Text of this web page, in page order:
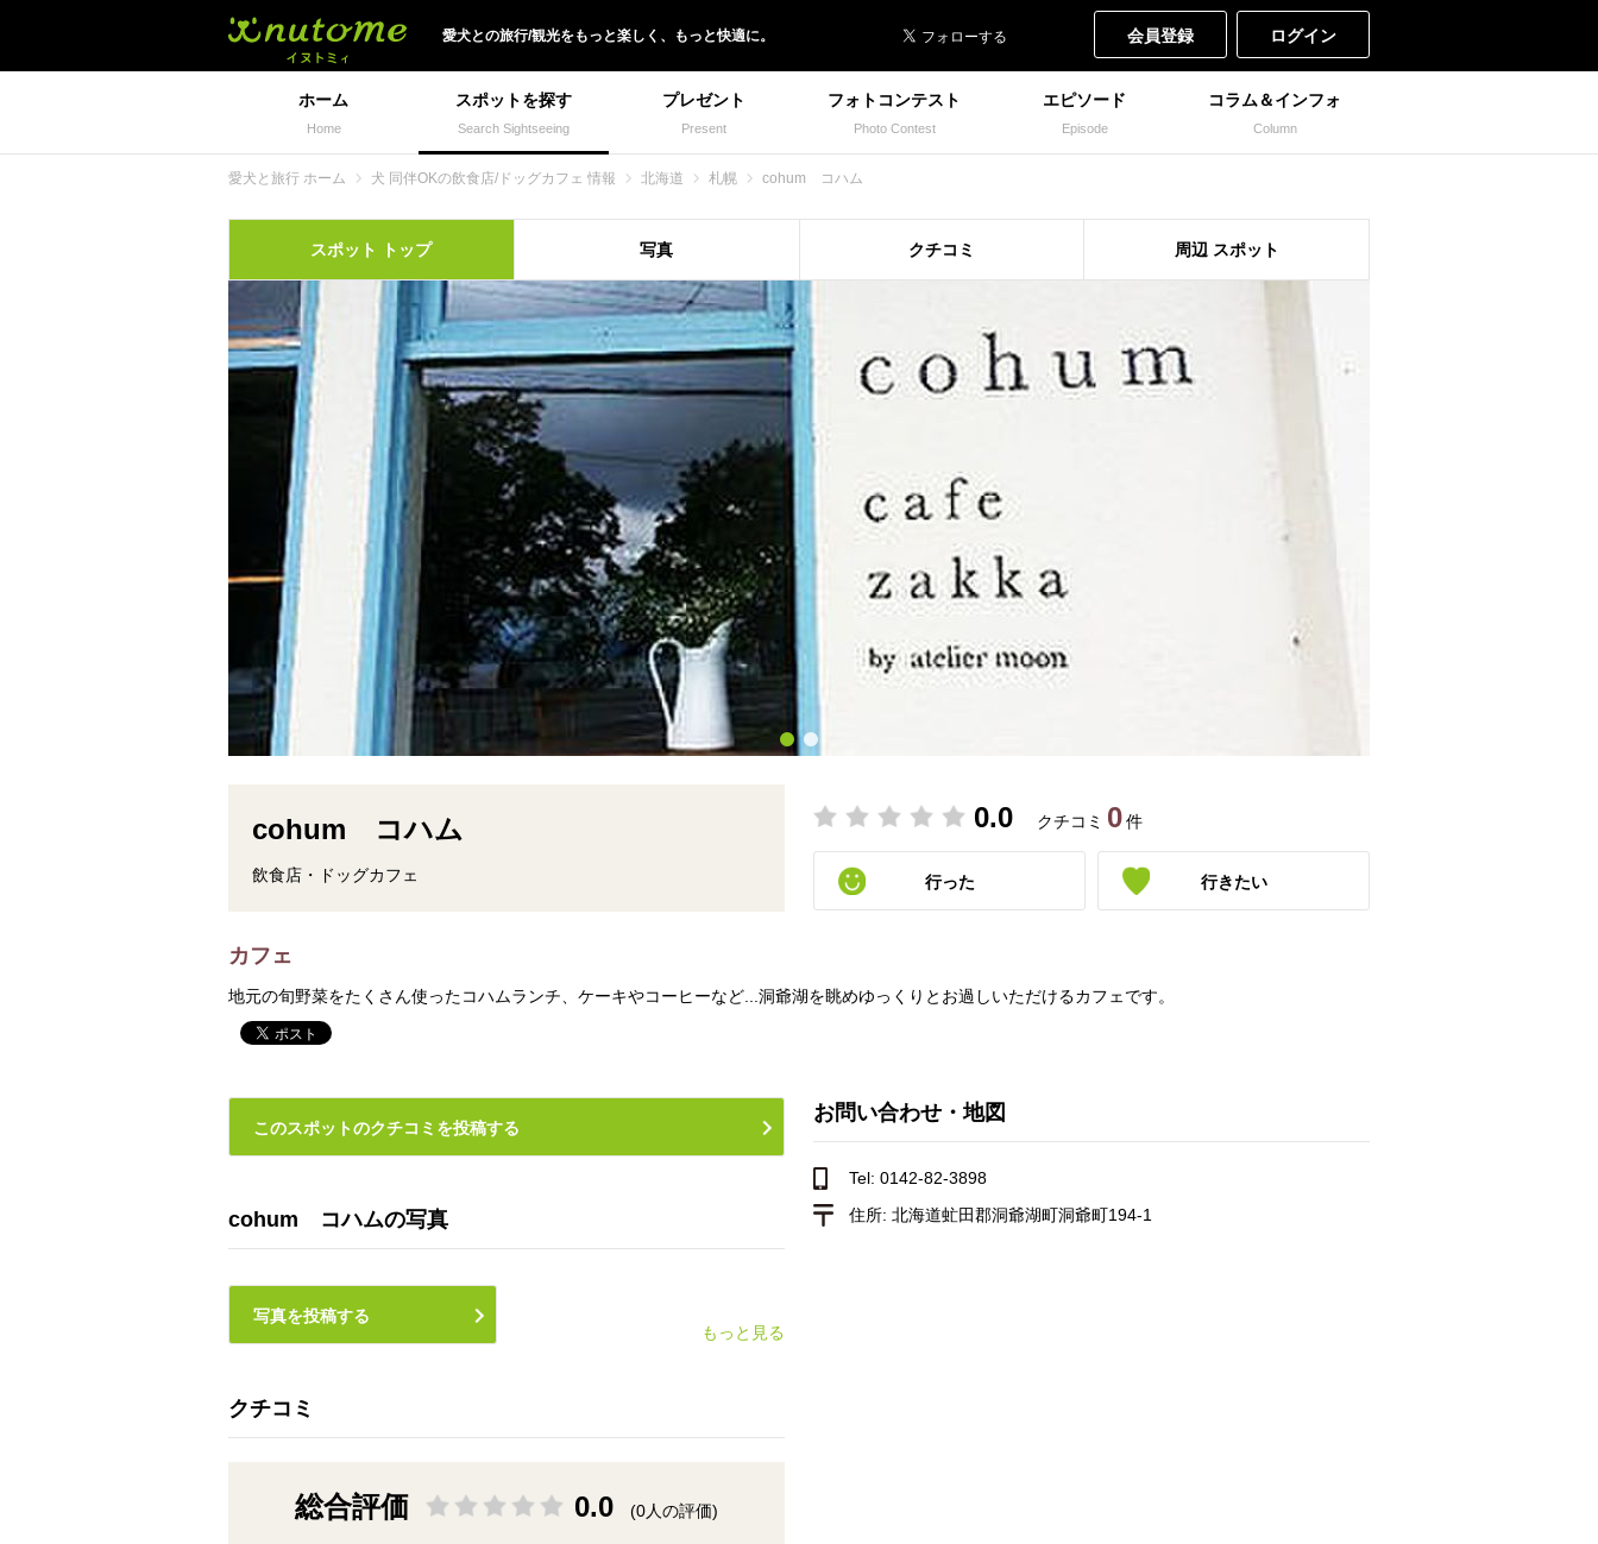
愛犬との旅行/観光をもっと楽しく、 もっと快適に。 会員登録 ログイン
ホーム
Home
スポットを探す
Search Sightseeing
プレゼント
Present
フォトコンテスト
Photo Contest
エピソード
Episode
コラム＆インフォ
Column
愛犬と旅行 ホーム 犬 同伴OKの飲食店/ドッグカフェ 情報 北海道 札幌 cohum コハム
スポット トップ 写真 クチコミ 周辺 スポット
cohum コハム
飲食店・ドッグカフェ
0.0 クチコミ 0件
行った 行きたい
カフェ
地元の旬野菜をたくさん使ったコハムランチ、ケーキやコーヒーなど...洞爺湖を眺めゆっくりとお過しいただけるカフェです。
このスポットのクチコミを投稿する
cohum コハムの写真
もっと見る
写真を投稿する
クチコミ
総合評価 0.0 (0人の評価)
お問い合わせ・地図
Tel: 0142-82-3898
住所: 北海道虻田郡洞爺湖町洞爺町194-1